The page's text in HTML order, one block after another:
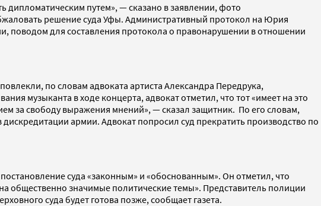
путем», — сказано в заявлении, фото
решение суда Уфы. Административный протокол на Юрия
поводом для составления протокола о правонарушении в отношении
по словам адвоката артиста Александра Передрука,
музыканта в ходе концерта, адвокат отметил, что тот «имеет на это
за свободу выражения мнений», — сказал защитник. По его словам,
армии. Адвокат попросил суд прекратить производство по
суда «законным» и «обоснованным». Он отметил, что
общественно значимые политические темы». Представитель полиции
суда будет готова позже, сообщает газета.